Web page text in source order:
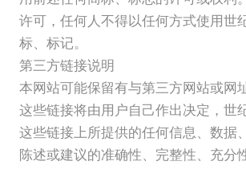
许可，任何人不得以任何方式使用世
标、标记。
第三方链接说明
本网站可能保留有与第三方网站或网
这些链接将由用户自己作出决定，世
这些链接上所提供的任何信息、数据
陈述或建议的准确性、完整性、充分